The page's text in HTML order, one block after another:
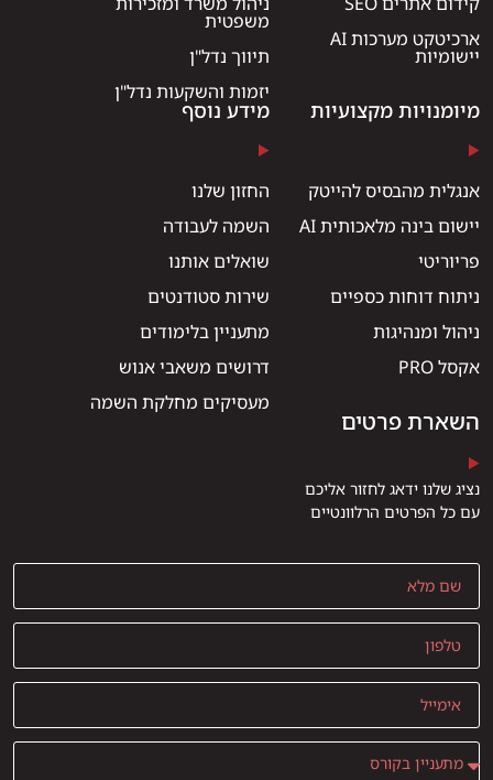
ארכיטקט מערכות AI
יישומיות
משפטית
תיווך נדל"ן
יזמות והשקעות נדל"ן
מיומנויות מקצועיות
אנגלית מהבסיס להייטק
יישום בינה מלאכותית AI
פריוריטי
ניתוח דוחות כספיים
ניהול ומנהיגות
אקסל PRO
מידע נוסף
החזון שלנו
השמה לעבודה
שואלים אותנו
שירות סטודנטים
מתעניין בלימודים
דרושים משאבי אנוש
מעסיקים מחלקת השמה
השארת פרטים
נציג שלנו ידאג לחזור אליכם
עם כל הפרטים הרלוונטיים